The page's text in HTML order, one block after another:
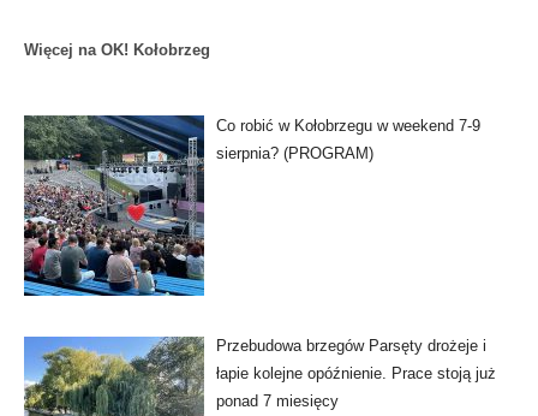
Więcej na OK! Kołobrzeg
Co robić w Kołobrzegu w weekend 7-9
sierpnia? (PROGRAM)
Przebudowa brzegów Parsęty drożeje i
łapie kolejne opóźnienie. Prace stoją już
ponad 7 miesięcy